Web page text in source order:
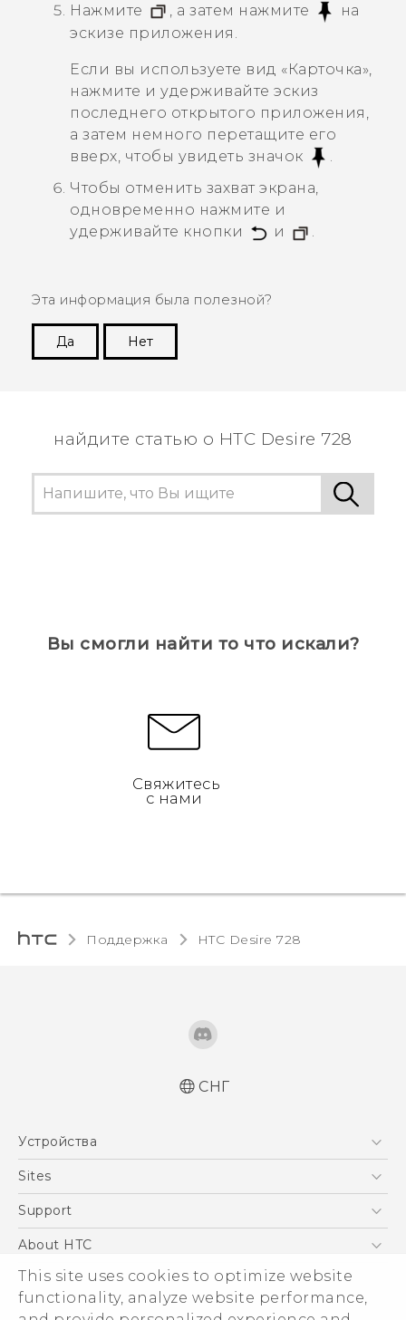
This site uses cookies to optimize website
functionality, analyze website performance,
Нажмите
, а затем нажмите
на
эскизе приложения.
Если вы используете вид «Карточка»,
нажмите и удерживайте эскиз
последнего открытого приложения,
а затем немного перетащите его
вверх, чтобы увидеть значок
.
Чтобы отменить захват экрана,
одновременно нажмите и
удерживайте кнопки
и .
Эта информация была полезной?
Да
Нет
найдите статью о HTC Desire 728
Вы смогли найти то что искали?
Свяжитесь
с нами
Поддержка HTC Desire 728‎
Русский - Руководство пользователя
СНГ
Устройства
5G
EXODUS
VIVE
Sites
HTC Dev
Support
ПОДДЕРЖКА
About HTC
ESG
Инвестирование